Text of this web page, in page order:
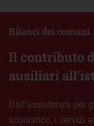
Il contributo
ausiliari
Bilanci dei comuni
Dall’assistenza per
scolastico, i servizi